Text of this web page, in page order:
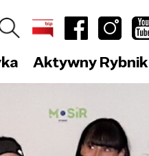
Aktywny Rybnik